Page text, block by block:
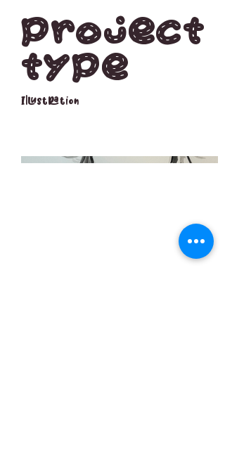
Project
type
Illustration